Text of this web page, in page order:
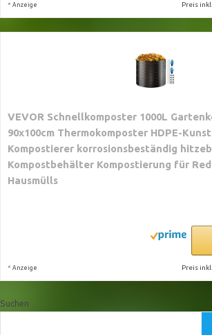
* Anzeige Preis
VEVOR Schnellkomposter 1000L
90x100cm Thermokomposter HDPE-
Kompostierer korrosionsbeständig
Kompostbehälter Kompostierung für
Hausmülls
* Anzeige Preis
Suchen